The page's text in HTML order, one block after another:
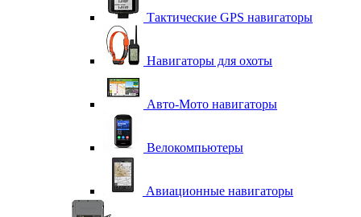
Тактические GPS навигаторы
Навигаторы для охоты
Авто-Мото навигаторы
Велокомпьютеры
Авиационные навигаторы